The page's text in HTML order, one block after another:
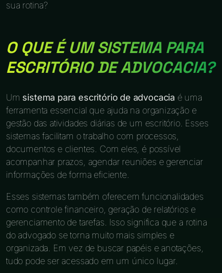
sua rotina?
O QUE É UM SISTEMA PARA
ESCRITÓRIO DE ADVOCACIA?
Um sistema para escritório de advocacia é uma
ferramenta essencial que ajuda na organização e
gestão das atividades diárias de um escritório. Esses
sistemas facilitam o trabalho com processos,
documentos e clientes. Com eles, é possível
acompanhar prazos, agendar reuniões e gerenciar
informações de forma eficiente.
Esses sistemas também oferecem funcionalidades
como controle financeiro, geração de relatórios e
gerenciamento de tarefas. Isso significa que a rotina
do advogado se torna muito mais simples e
organizada. Em vez de buscar papéis e anotações,
tudo pode ser acessado em um único lugar.